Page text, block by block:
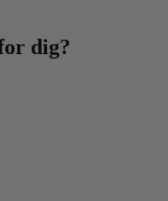
dig?